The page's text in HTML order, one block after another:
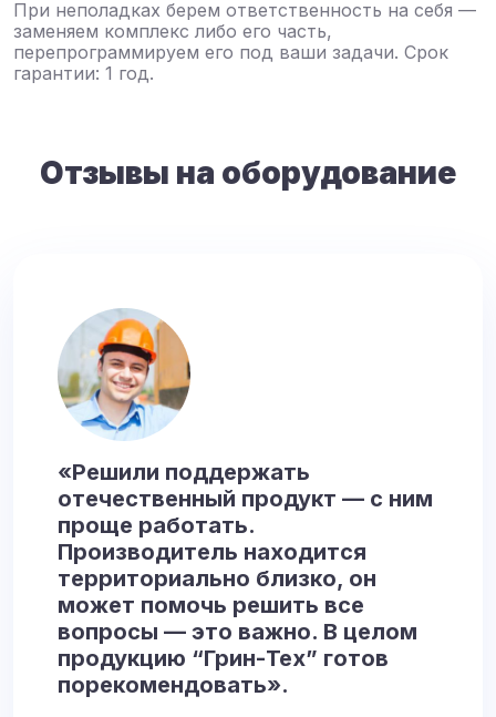
При неполадках берем ответственность на себя —
заменяем комплекс либо его часть,
перепрограммируем его под ваши задачи. Срок
гарантии: 1 год.
Отзывы на оборудование
«Решили поддержать
отечественный продукт — с ним
проще работать.
Производитель находится
территориально близко, он
может помочь решить все
вопросы — это важно. В целом
продукцию “Грин-Тех” готов
порекомендовать».